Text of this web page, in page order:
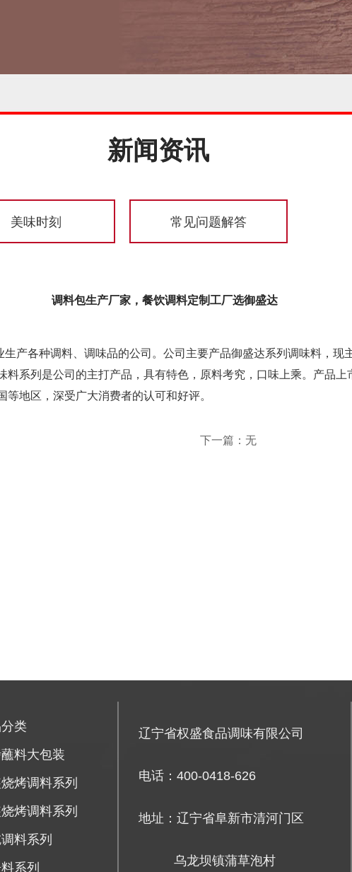
新闻资讯
美味时刻 常见问题解答
调料包生产厂家，餐饮调料定制工厂选御盛达
各种调料、调味品的公司。公司主要产品御盛达系列调味料，现
系列是公司的主打产品，具有特色，原料考究，口味上乘。产品
地区，深受广大消费者的认可和好评。
下一篇：无
类
料大包装
烤调料系列
烤调料系列
料系列
系列
辽宁省权盛食品调味有限公司
电话：400-0418-626
地址：辽宁省阜新市清河门区
乌龙坝镇蒲草泡村